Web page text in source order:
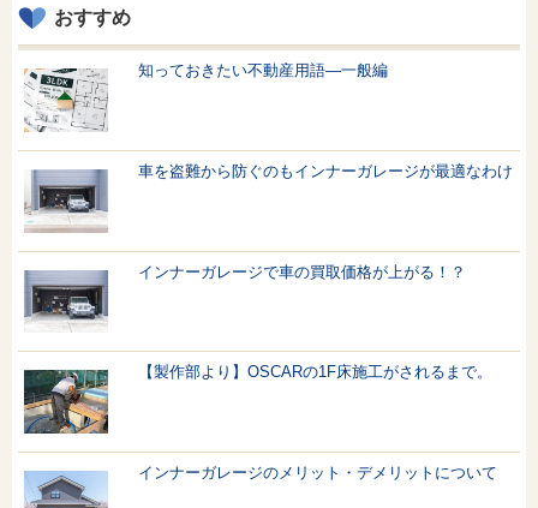
おすすめ
知っておきたい不動産用語—一般編
車を盗難から防ぐのもインナーガレージが最適なわけ
インナーガレージで車の買取価格が上がる！？
【製作部より】OSCARの1F床施工がされるまで。
インナーガレージのメリット・デメリットについて